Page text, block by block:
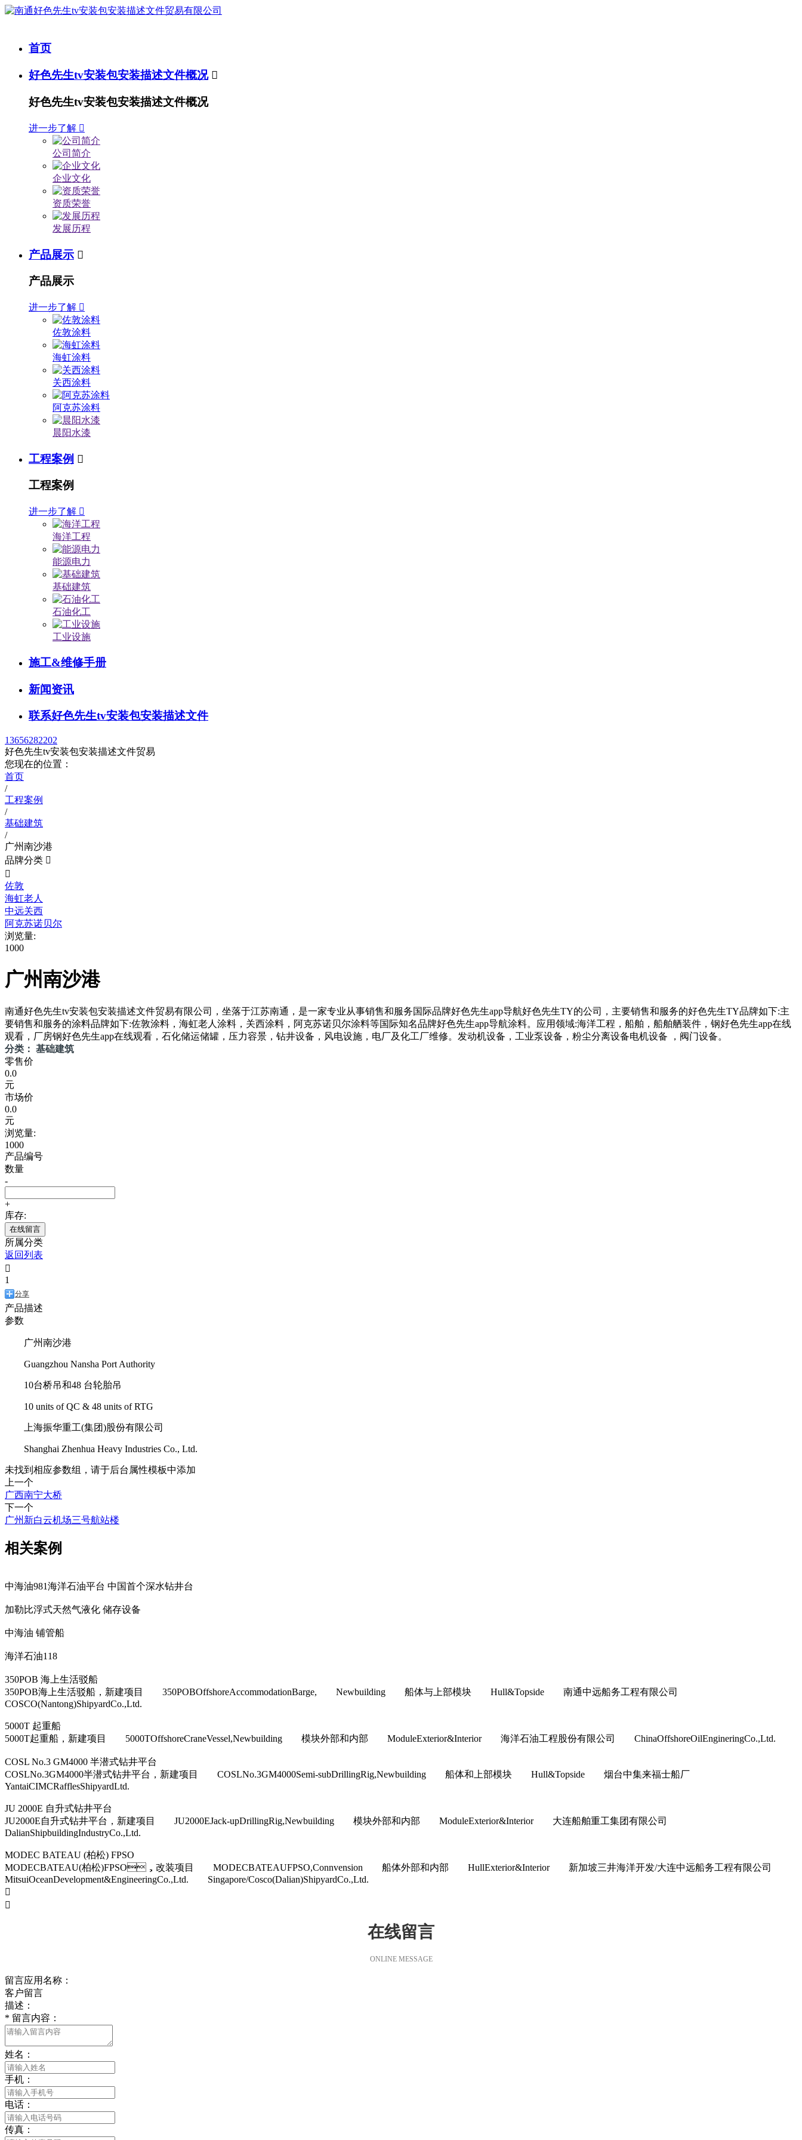
首页
好色先生tv安装包安装描述文件概况 
好色先生tv安装包安装描述文件概况
进一步了解 
公司简介
企业文化
资质荣誉
发展历程
产品展示 
产品展示
进一步了解 
佐敦涂料
海虹涂料
关西涂料
阿克苏涂料
晨阳水漆
工程案例 
工程案例
进一步了解 
海洋工程
能源电力
基础建筑
石油化工
工业设施
施工&维修手册
新闻资讯
联系好色先生tv安装包安装描述文件
13656282202
好色先生tv安装包安装描述文件贸易
您现在的位置：
首页
/
工程案例
/
基础建筑
/
广州南沙港
品牌分类 

佐敦
海虹老人
中远关西
阿克苏诺贝尔
浏览量:
1000
广州南沙港
南通好色先生tv安装包安装描述文件贸易有限公司，坐落于江苏南通，是一家专业从事销售和服务国际品牌好色先生app导航好色先生TY的公司，主要销售和服务的好色先生TY品牌如下:主
要销售和服务的涂料品牌如下:佐敦涂料，海虹老人涂料，关西涂料，阿克苏诺贝尔涂料等国际知名品牌好色先生app导航涂料。应用领域:海洋工程，船舶，船舶舾装件，钢好色先生app在线
观看，厂房钢好色先生app在线观看，石化储运储罐，压力容景，钻井设备，风电设施，电厂及化工厂维修。发动机设备，工业泵设备，粉尘分离设备电机设备 ，阀门设备。
分类： 基础建筑
零售价
0.0
元
市场价
0.0
元
浏览量:
1000
产品编号
数量
-
+
库存:
在线留言
所属分类
返回列表

1
分享
产品描述
参数
广州南沙港
Guangzhou Nansha Port Authority
10台桥吊和48 台轮胎吊
10 units of QC & 48 units of RTG
上海振华重工(集团)股份有限公司
Shanghai Zhenhua Heavy Industries Co., Ltd.
未找到相应参数组，请于后台属性模板中添加
上一个
广西南宁大桥
下一个
广州新白云机场三号航站楼
相关案例
中海油981海洋石油平台 中国首个深水钻井台
加勒比浮式天然气液化 储存设备
中海油 铺管船
海洋石油118
350POB 海上生活驳船
350POB海上生活驳船，新建项目 350POBOffshoreAccommodationBarge, Newbuilding 船体与上部模块 Hull&Topside 南通中远船务工程有限公司
COSCO(Nantong)ShipyardCo.,Ltd.
5000T 起重船
5000T起重船，新建项目 5000TOffshoreCraneVessel,Newbuilding 模块外部和内部 ModuleExterior&Interior 海洋石油工程股份有限公司 ChinaOffshoreOilEngineringCo.,Ltd.
COSL No.3 GM4000 半潜式钻井平台
COSLNo.3GM4000半潜式钻井平台，新建项目 COSLNo.3GM4000Semi-subDrillingRig,Newbuilding 船体和上部模块 Hull&Topside 烟台中集来福士船厂
YantaiCIMCRafflesShipyardLtd.
JU 2000E 自升式钻井平台
JU2000E自升式钻井平台，新建项目 JU2000EJack-upDrillingRig,Newbuilding 模块外部和内部 ModuleExterior&Interior 大连船舶重工集团有限公司
DalianShipbuildingIndustryCo.,Ltd.
MODEC BATEAU (柏松) FPSO
MODECBATEAU(柏松)FPSO，改装项目 MODECBATEAUFPSO,Connvension 船体外部和内部 HullExterior&Interior 新加坡三井海洋开发/大连中远船务工程有限公司
MitsuiOceanDevelopment&EngineeringCo.,Ltd. Singapore/Cosco(Dalian)ShipyardCo.,Ltd.


在线留言
ONLINE MESSAGE
留言应用名称：
客户留言
描述：
* 留言内容：
姓名：
手机：
电话：
传真：